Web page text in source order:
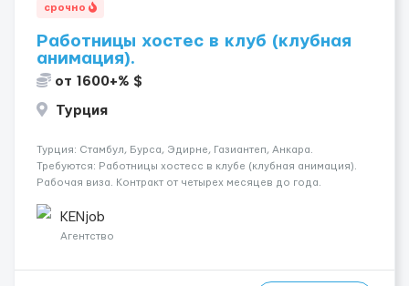
срочно
Работницы хостес в клуб (клубная
анимация).
от 1600+% $
Турция
Турция: Стамбул, Бурса, Эдирне, Газиантеп, Анкара.
Требуются: Работницы хостесc в клубе (клубная анимация).
Рабочая виза. Контракт от четырех месяцев до года.
страховка. Высокая зарплата + %. Легально. Безопасно.
*Коммуникабел...
KENjob
Агентство